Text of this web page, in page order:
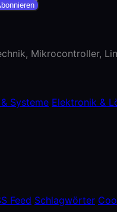
Mikrocontroller,
Systeme Elektronik &
Feed Schlagwörter